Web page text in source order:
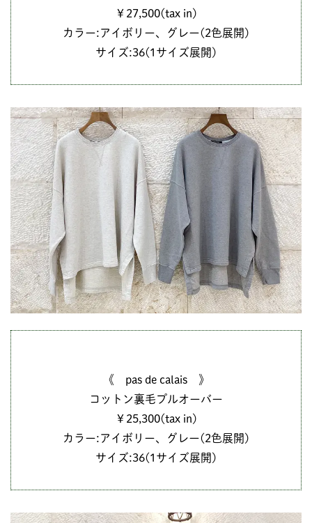
￥27,500(tax in)
カラー:アイボリー、グレー(2色展開)
サイズ:36(1サイズ展開)
《 pas de calais 》
コットン裏毛プルオーバー
￥25,300(tax in)
カラー:アイボリー、グレー(2色展開)
サイズ:36(1サイズ展開)